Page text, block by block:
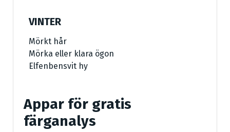
VINTER
Mörkt hår
Mörka eller klara ögon
Elfenbensvit hy
Appar för gratis
färganalys